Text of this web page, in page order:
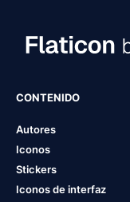
CONTENIDO
Autores
Iconos
Stickers
Iconos de interfaz